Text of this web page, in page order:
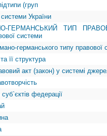
(груп
України
ГЕРМАНСЬКИЙ ТИП
системи
германського типу правової
її структура
акт (закон) у системі
федерації